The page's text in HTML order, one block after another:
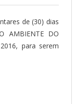
de (30) dias
AMBIENTE DO
para serem